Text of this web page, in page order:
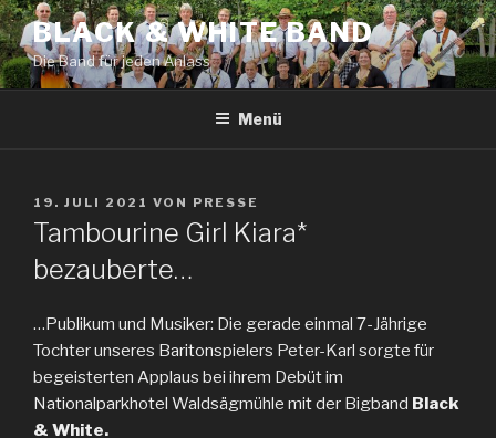
Zum
Inhalt
springen
BLACK & WHITE BAND
Die Band für jeden Anlass
Menü
VERÖFFENTLICHT
AM
19. JULI 2021 VON PRESSE
Tambourine Girl Kiara*
bezauberte…
…Publikum und Musiker: Die gerade einmal 7-Jährige
Tochter unseres Baritonspielers Peter-Karl sorgte für
begeisterten Applaus bei ihrem Debüt im
Nationalparkhotel Waldsägmühle mit der Bigband Black
& White.